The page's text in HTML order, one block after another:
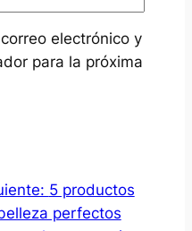
electrónico y
para la próxima
5 productos
perfectos